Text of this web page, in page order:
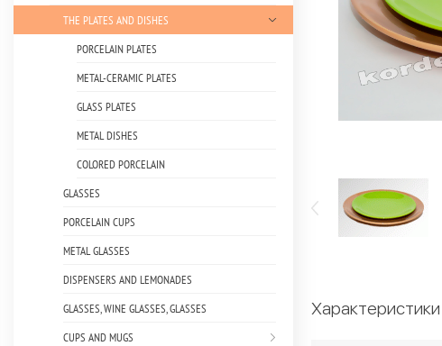
THE PLATES AND DISHES
PORCELAIN PLATES
METAL-CERAMIC PLATES
GLASS PLATES
METAL DISHES
COLORED PORCELAIN
GLASSES
PORCELAIN CUPS
METAL GLASSES
DISPENSERS AND LEMONADES
GLASSES, WINE GLASSES, GLASSES
CUPS AND MUGS
Характеристики